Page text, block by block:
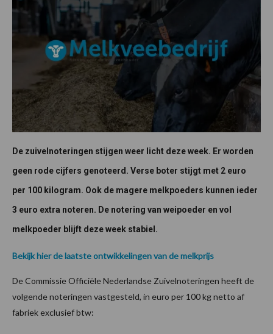
De zuivelnoteringen stijgen weer licht deze week. Er worden
geen rode cijfers genoteerd. Verse boter stijgt met 2 euro
per 100 kilogram. Ook de magere melkpoeders kunnen ieder
3 euro extra noteren. De notering van weipoeder en vol
melkpoeder blijft deze week stabiel.
Bekijk hier de laatste ontwikkelingen van de melkprijs
De Commissie Officiële Nederlandse Zuivelnoteringen heeft de
volgende noteringen vastgesteld, in euro per 100 kg netto af
fabriek exclusief btw: